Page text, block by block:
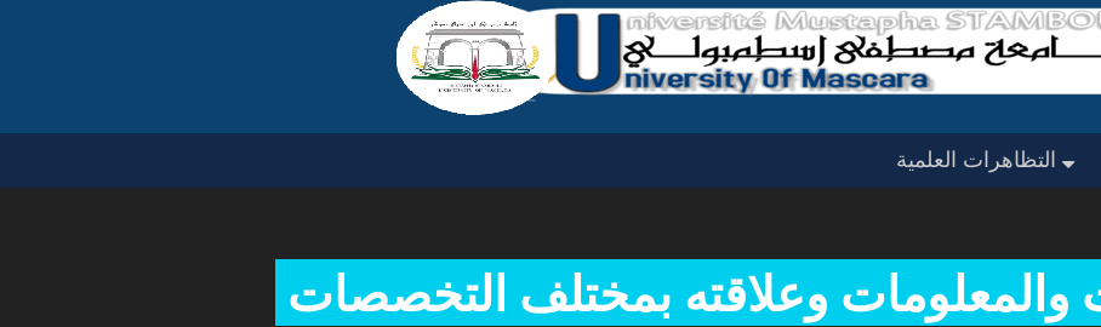
إتصل بنا ألبوم الصور تواريخ مهمة رعات الحدث لجان عملنا
والمعلومات وعلاقته بمختلف التخصصات